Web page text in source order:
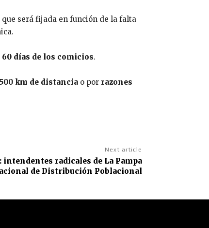
que será fijada en función de la falta
días de los comicios.
km de distancia o por razones
Next article
radicales de La Pampa
de Distribución Poblacional